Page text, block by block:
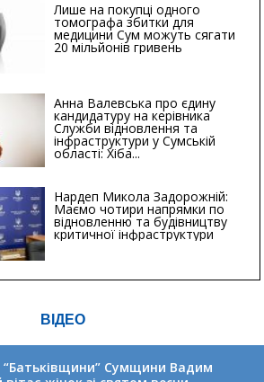
Лише на покупці одного
томографа збитки для
медицини Сум можуть сягати
20 мільйонів гривень
Анна Валевська про єдину
кандидатуру на керівника
Служби відновлення та
інфраструктури у Сумській
області: Хіба...
Нардеп Микола Задорожній:
Маємо чотири напрямки по
відновленню та будівництву
критичної інфраструктури
ВІДЕО
“Батьківщини” Сумщини Вадим